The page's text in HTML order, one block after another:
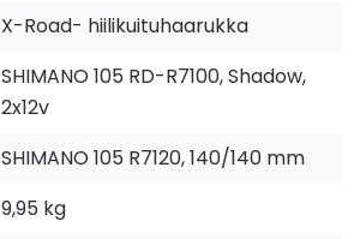
X-Road- hiilikuituhaarukka
SHIMANO 105 RD-R7100, Shadow,
2x12v
SHIMANO 105 R7120, 140/140 mm
9,95 kg